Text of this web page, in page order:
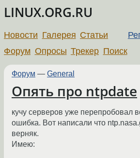
LINUX.ORG.RU
Новости Галерея Статьи
Форум Опросы Трекер Поиск
Форум — General
Опять про ntpdate
кучу серверов уже перепробовал
ошибка. Вот написали что
верняк.
Имею: